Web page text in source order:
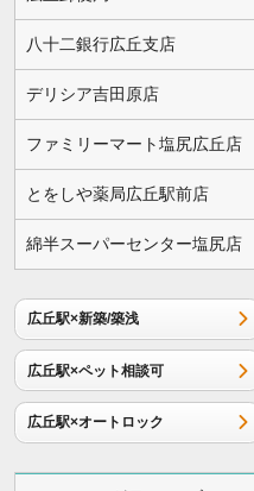
八十二銀行広丘支店
デリシア吉田原店
ファミリーマート塩尻広丘店
とをしや薬局広丘駅前店
綿半スーパーセンター塩尻店
広丘駅×新築/築浅
広丘駅×ペット相談可
広丘駅×オートロック